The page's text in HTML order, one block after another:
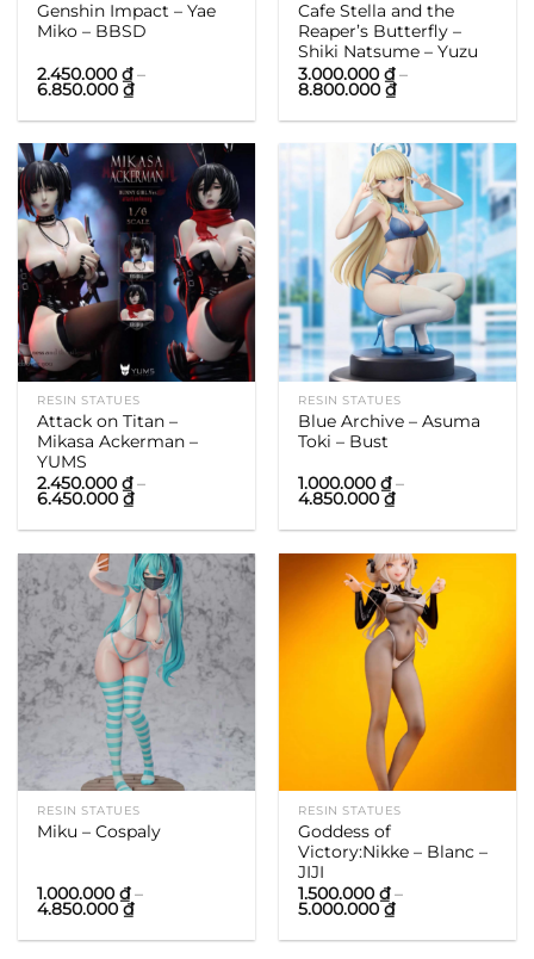
Genshin Impact – Yae
Miko – BBSD
2.450.000₫ –
6.850.000₫Khoảng
giá:
từ
6.850.000 ₫
Cafe Stella and the
Reaper’s Butterfly –
Shiki Natsume – Yuzu
3.000.000₫ –
8.800.000₫Khoảng
giá:
từ
đến
8.800.000 ₫
RESIN STATUES
Attack on Titan –
Mikasa Ackerman –
YUMS
2.450.000₫ –
6.450.000₫Khoảng
giá:
từ
đến
6.450.000 ₫
RESIN STATUES
Blue Archive – Asuma
Toki – Bust
1.000.000₫ –
4.850.000₫Khoảng
giá:
từ
đến
4.850.000 ₫
RESIN STATUES
Miku – Cospaly
1.000.000₫ –
4.850.000₫Khoảng
giá:
từ
RESIN STATUES
Goddess of
Victory:Nikke – Blanc –
JIJI
1.500.000₫ –
5.000.000₫Khoảng
giá:
từ